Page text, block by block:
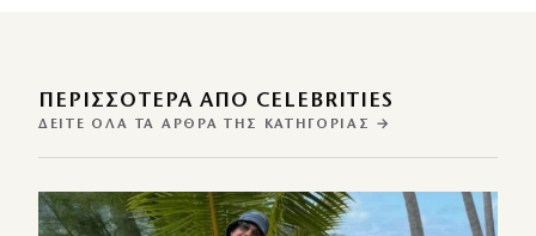
ΠΕΡΙΣΣΌΤΕΡΑ ΑΠΌ CELEBRITIES
ΔΕΊΤΕ ΌΛΑ ΤΑ ΆΡΘΡΑ ΤΗΣ ΚΑΤΗΓΟΡΊΑΣ →